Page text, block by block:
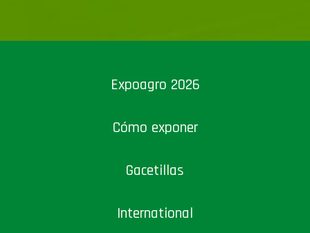
Expoagro 2026
Cómo exponer
Gacetillas
International